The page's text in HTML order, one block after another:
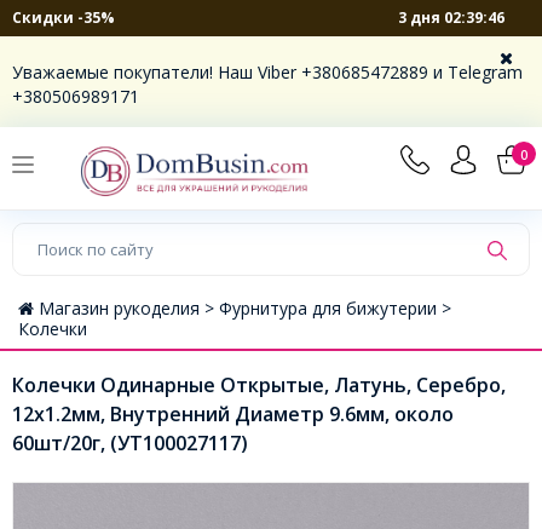
Скидки -35% 3 дня 02:39:46
Уважаемые покупатели! Наш Viber +380685472889 и Telegram
+380506989171
0
Магазин рукоделия > Фурнитура для бижутерии >
Колечки
Колечки Одинарные Открытые, Латунь, Серебро,
12х1.2мм, Внутренний Диаметр 9.6мм, около
60шт/20г, (УТ100027117)